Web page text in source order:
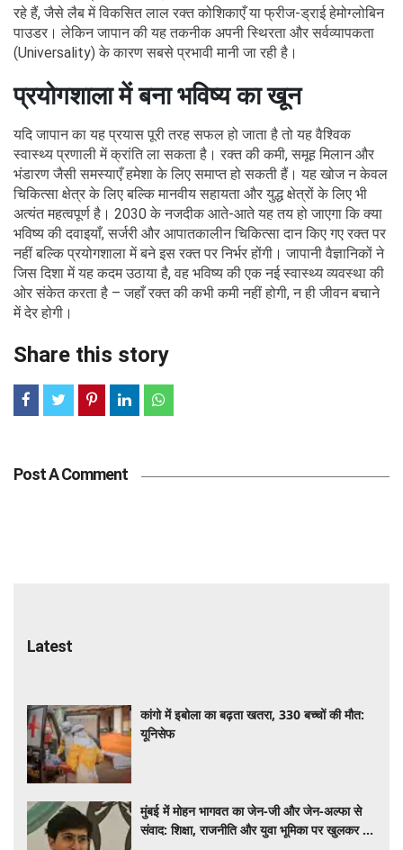
रहे हैं, जैसे लैब में विकसित लाल रक्त कोशिकाएँ या फ्रीज-ड्राई हेमोग्लोबिन
पाउडर। लेकिन जापान की यह तकनीक अपनी स्थिरता और सर्वव्यापकता
(Universality) के कारण सबसे प्रभावी मानी जा रही है।
प्रयोगशाला में बना भविष्य का खून
यदि जापान का यह प्रयास पूरी तरह सफल हो जाता है तो यह वैश्विक
स्वास्थ्य प्रणाली में क्रांति ला सकता है। रक्त की कमी, समूह मिलान और
भंडारण जैसी समस्याएँ हमेशा के लिए समाप्त हो सकती हैं। यह खोज न केवल
चिकित्सा क्षेत्र के लिए बल्कि मानवीय सहायता और युद्ध क्षेत्रों के लिए भी
अत्यंत महत्वपूर्ण है। 2030 के नजदीक आते-आते यह तय हो जाएगा कि क्या
भविष्य की दवाइयाँ, सर्जरी और आपातकालीन चिकित्सा दान किए गए रक्त पर
नहीं बल्कि प्रयोगशाला में बने इस रक्त पर निर्भर होंगी। जापानी वैज्ञानिकों ने
जिस दिशा में यह कदम उठाया है, वह भविष्य की एक नई स्वास्थ्य व्यवस्था की
ओर संकेत करता है – जहाँ रक्त की कभी कमी नहीं होगी, न ही जीवन बचाने
में देर होगी।
Share this story
Post A Comment
Latest
कांगो में इबोला का बढ़ता खतरा, 330 बच्चों की मौत:
यूनिसेफ
मुंबई में मोहन भागवत का जेन-जी और जेन-अल्फा से
संवाद: शिक्षा, राजनीति और युवा भूमिका पर खुलकर हुई